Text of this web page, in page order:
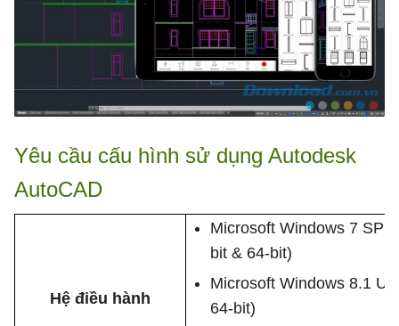
Yêu cầu cấu hình sử dụng Autodesk
AutoCAD
Hệ điều hành
Microsoft Windows 7
bit & 64-bit)
Microsoft Windows 8.1
64-bit)